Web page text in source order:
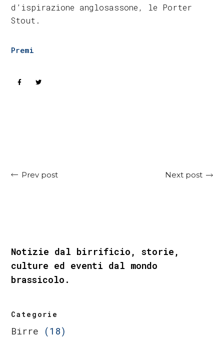
d’ispirazione anglosassone, le Porter
Stout.
Premi
Prev post Next post
Notizie dal birrificio, storie,
culture ed eventi dal mondo
brassicolo.
Categorie
Birre (18)